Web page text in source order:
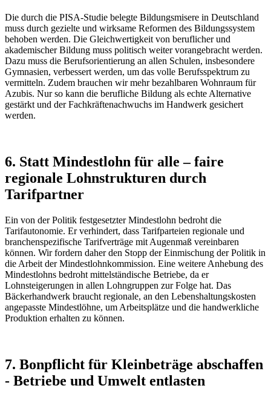
Die durch die PISA-Studie belegte Bildungsmisere in Deutschland
muss durch gezielte und wirksame Reformen des Bildungssystem
behoben werden. Die Gleichwertigkeit von beruflicher und
akademischer Bildung muss politisch weiter vorangebracht werden.
Dazu muss die Berufsorientierung an allen Schulen, insbesondere
Gymnasien, verbessert werden, um das volle Berufsspektrum zu
vermitteln. Zudem brauchen wir mehr bezahlbaren Wohnraum für
Azubis. Nur so kann die berufliche Bildung als echte Alternative
gestärkt und der Fachkräftenachwuchs im Handwerk gesichert
werden.
6. Statt Mindestlohn für alle – faire
regionale Lohnstrukturen durch
Tarifpartner
Ein von der Politik festgesetzter Mindestlohn bedroht die
Tarifautonomie. Er verhindert, dass Tarifparteien regionale und
branchenspezifische Tarifverträge mit Augenmaß vereinbaren
können. Wir fordern daher den Stopp der Einmischung der Politik in
die Arbeit der Mindestlohnkommission. Eine weitere Anhebung des
Mindestlohns bedroht mittelständische Betriebe, da er
Lohnsteigerungen in allen Lohngruppen zur Folge hat. Das
Bäckerhandwerk braucht regionale, an den Lebenshaltungskosten
angepasste Mindestlöhne, um Arbeitsplätze und die handwerkliche
Produktion erhalten zu können.
7. Bonpflicht für Kleinbeträge abschaffen
- Betriebe und Umwelt entlasten